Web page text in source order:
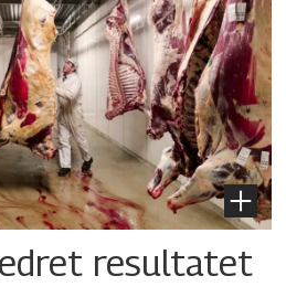
resultatet